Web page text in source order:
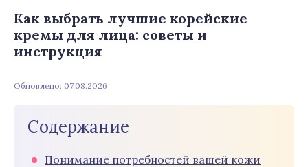
Как выбрать лучшие корейские
кремы для лица: советы и
инструкция
Обновлено: 07.08.2026
Содержание
Понимание потребностей вашей кожи